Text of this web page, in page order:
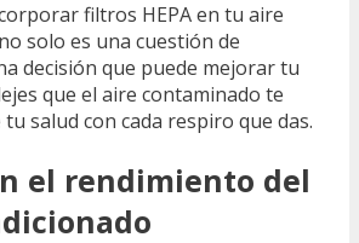
filtros HEPA en tu aire
solo es una cuestión de
decisión que puede mejorar tu
que el aire contaminado te
salud con cada respiro que das.
el rendimiento del